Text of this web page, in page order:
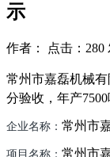
示
作者： 点击：280
常州市嘉磊机械
分验收，年产7500
企业名称： 常州市
项目名称： 常州市